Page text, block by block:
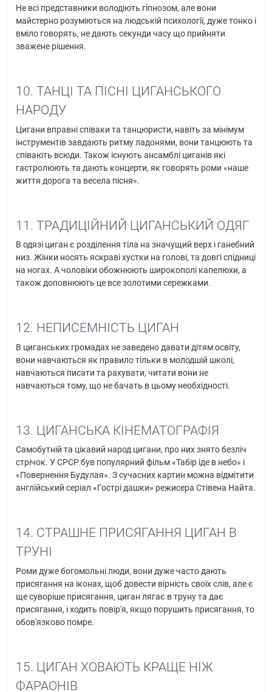
Не всі представники володіють гіпнозом, але вони
майстерно розуміються на людській психології, дуже тонко і
вміло говорять, не дають секунди часу що прийняти
зважене рішення.
10. ТАНЦІ ТА ПІСНІ ЦИГАНСЬКОГО
НАРОДУ
Цигани вправні співаки та танцюристи, навіть за мінімум
інструментів завдають ритму ладонями, вони танцюють та
співають всюди. Також існують ансамблі циганів які
гастролюють та дають концерти, як говорять роми «наше
життя дорога та весела пісня».
11. ТРАДИЦІЙНИЙ ЦИГАНСЬКИЙ ОДЯГ
В одязі циган є розділення тіла на значущий верх і ганебний
низ. Жінки носять яскраві хустки на голові, та довгі спідниці
на ногах. А чоловіки обожнюють широкополі капелюхи, а
також доповнюють це все золотими сережками.
12. НЕПИСЕМНІСТЬ ЦИГАН
В циганських громадах не заведено давати дітям освіту,
вони навчаються як правило тільки в молодшій школі,
навчаються писати та рахувати, читати вони не
навчаються тому, що не бачать в цьому необхідності.
13. ЦИГАНСЬКА КІНЕМАТОГРАФІЯ
Самобутній та цікавий народ цигани, про них знято безліч
стрічок. У СРСР був популярний фільм «Табір іде в небо» і
«Повернення Будулая». З сучасних картин можна відмітити
англійський серіал «Гострі дашки» режисера Стівена Найта.
14. СТРАШНЕ ПРИСЯГАННЯ ЦИГАН В
ТРУНІ
Роми дуже богомольні люди, вони дуже часто дають
присягання на іконах, щоб довести вірність своїх слів, але є
ще суворіше присягання, циган лягає в труну та дає
присягання, і ходить повір'я, якщо порушить присягання, то
обов'язково помре.
15. ЦИГАН ХОВАЮТЬ КРАЩЕ НІЖ
ФАРАОНІВ